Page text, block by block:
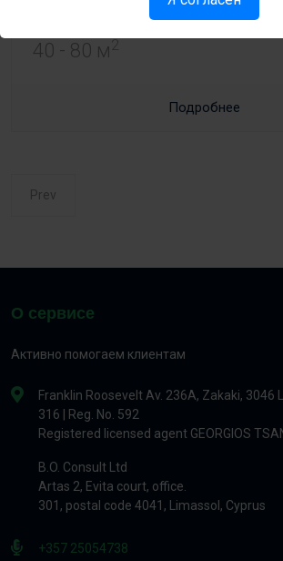
40 - 80 м 2
Подробнее
Prev
О сервисе
Активно помогаем клиентам
Franklin Roosevelt Av. 236A, Zakaki, 3046
316 | Reg. No. 592
Registered licensed agent GEORGIOS
B.O. Consult Ltd
Artas 2, Evita court, office.
301, postal code 4041, Limassol, Cyprus
+357 25054738